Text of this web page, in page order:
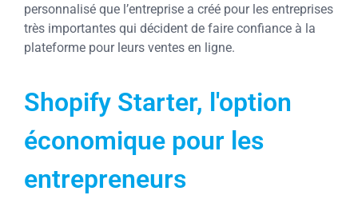
personnalisé que l’entreprise a créé pour les entreprises
très importantes qui décident de faire confiance à la
plateforme pour leurs ventes en ligne.
Shopify Starter, l'option
économique pour les
entrepreneurs